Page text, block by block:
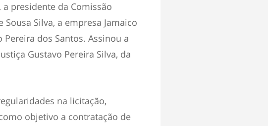
a presidente da Comissão
Silva, a empresa Jamaico
Pereira dos Santos. Assinou a
Gustavo Pereira Silva, da
na licitação,
objetivo a contratação de